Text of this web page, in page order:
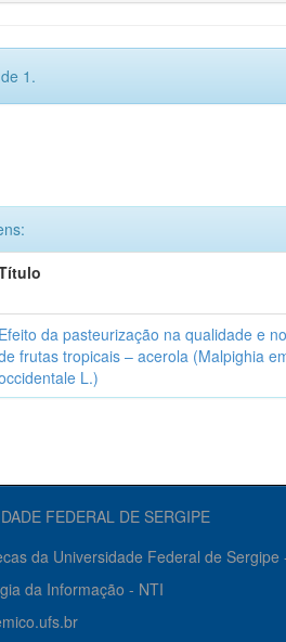
1.
Efeito da pasteurização na qualidade e
frutas tropicais – acerola (Malpighia
L.)
FEDERAL DE SERGIPE
da Universidade Federal de Sergipe
da Informação - NTI